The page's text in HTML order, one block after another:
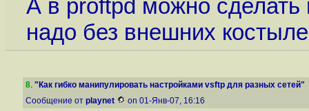
А в proftpd можно
надо без внешних
8. "Как гибко манипулировать настройками vsftp для разных сетей"
Сообщение от playnet on 01-Янв-07, 16:16